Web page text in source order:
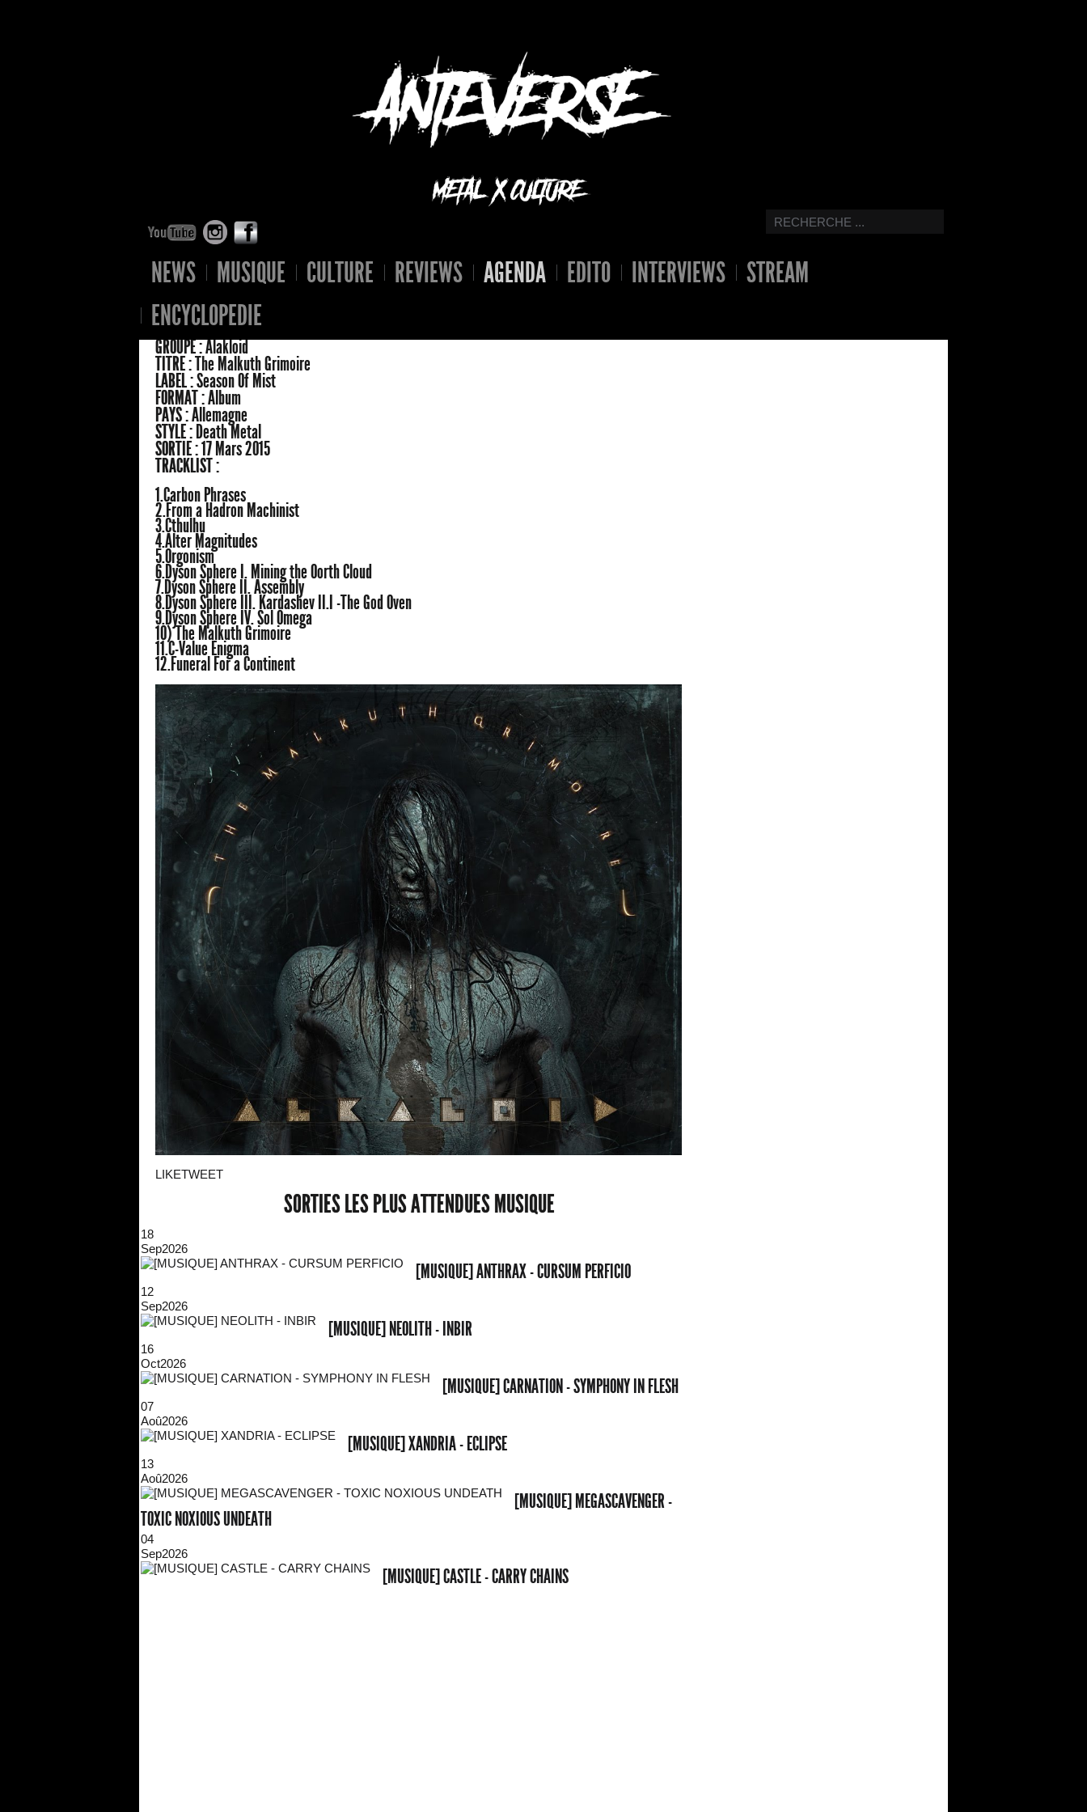
NEWS MUSIQUE CULTURE REVIEWS AGENDA EDITO INTERVIEWS
STREAM
ENCYCLOPEDIE
GROUPE :Alakloid
TITRE :The Malkuth Grimoire
LABEL :Season Of Mist
FORMAT :Album
PAYS :Allemagne
STYLE : Death Metal
SORTIE :17 Mars 2015
TRACKLIST :
1.Carbon Phrases
2.From a Hadron Machinist
3.Cthulhu
4.Alter Magnitudes
5.Orgonism
6.Dyson Sphere I. Mining the Oorth Cloud
7.Dyson Sphere II. Assembly
8.Dyson Sphere III. Kardashev II.I -The God Oven
9.Dyson Sphere IV. Sol Omega
10) The Malkuth Grimoire
11.C-Value Enigma
12.Funeral For a Continent
LIKETWEET
SORTIES LES PLUS ATTENDUES MUSIQUE
18
Sep2026
[MUSIQUE] ANTHRAX - CURSUM PERFICIO
12
Sep2026
[MUSIQUE] NEOLITH - INBIR
16
Oct2026
[MUSIQUE] CARNATION - SYMPHONY IN FLESH
07
Aoû2026
[MUSIQUE] XANDRIA - ECLIPSE
13
Aoû2026
[MUSIQUE] MEGASCAVENGER -
TOXIC NOXIOUS UNDEATH
04
Sep2026
[MUSIQUE] CASTLE - CARRY CHAINS